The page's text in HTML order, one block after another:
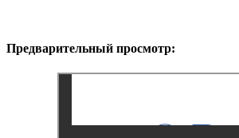
Предварительный просмотр: